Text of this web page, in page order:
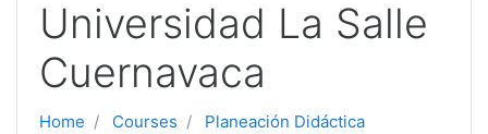
Universidad La Salle
Cuernavaca
Home Courses
Planeación Didáctica